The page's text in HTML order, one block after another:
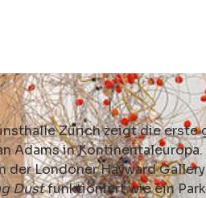
Zürich zeigt die erste
Adams in
der Londoner Hayward
Dustfunktioniert wie ein